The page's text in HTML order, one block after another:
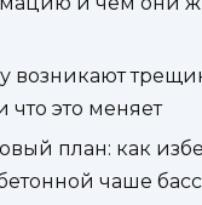
возникают
что это меняет
план: как
чаше